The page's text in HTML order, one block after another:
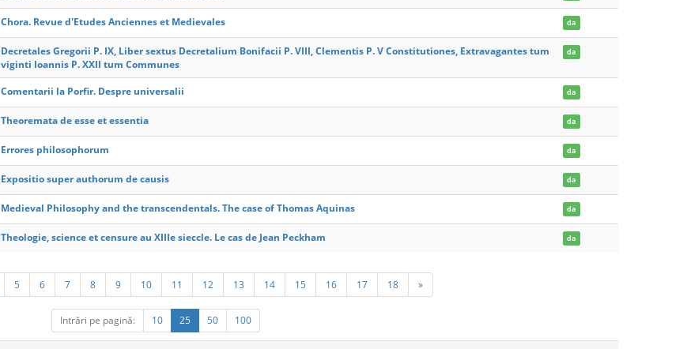
Chora. Revue d'Etudes Anciennes et Medievales da
Decretales Gregorii P. IX, Liber sextus Decretalium Bonifacii P. VIII, Clementis P. V Constitutiones, Extravagantes tum
viginti Ioannis P. XXII tum Communes
da
Comentarii la Porfir. Despre universalii da
Theoremata de esse et essentia da
Errores philosophorum da
Expositio super authorum de causis da
Medieval Philosophy and the transcendentals. The case of Thomas Aquinas da
Theologie, science et censure au XIIIe sieccle. Le cas de Jean Peckham da
5 6 7 8 9 10 11 12 13 14 15 16 17 18 »
Intrări pe pagină: 10 25 50 100